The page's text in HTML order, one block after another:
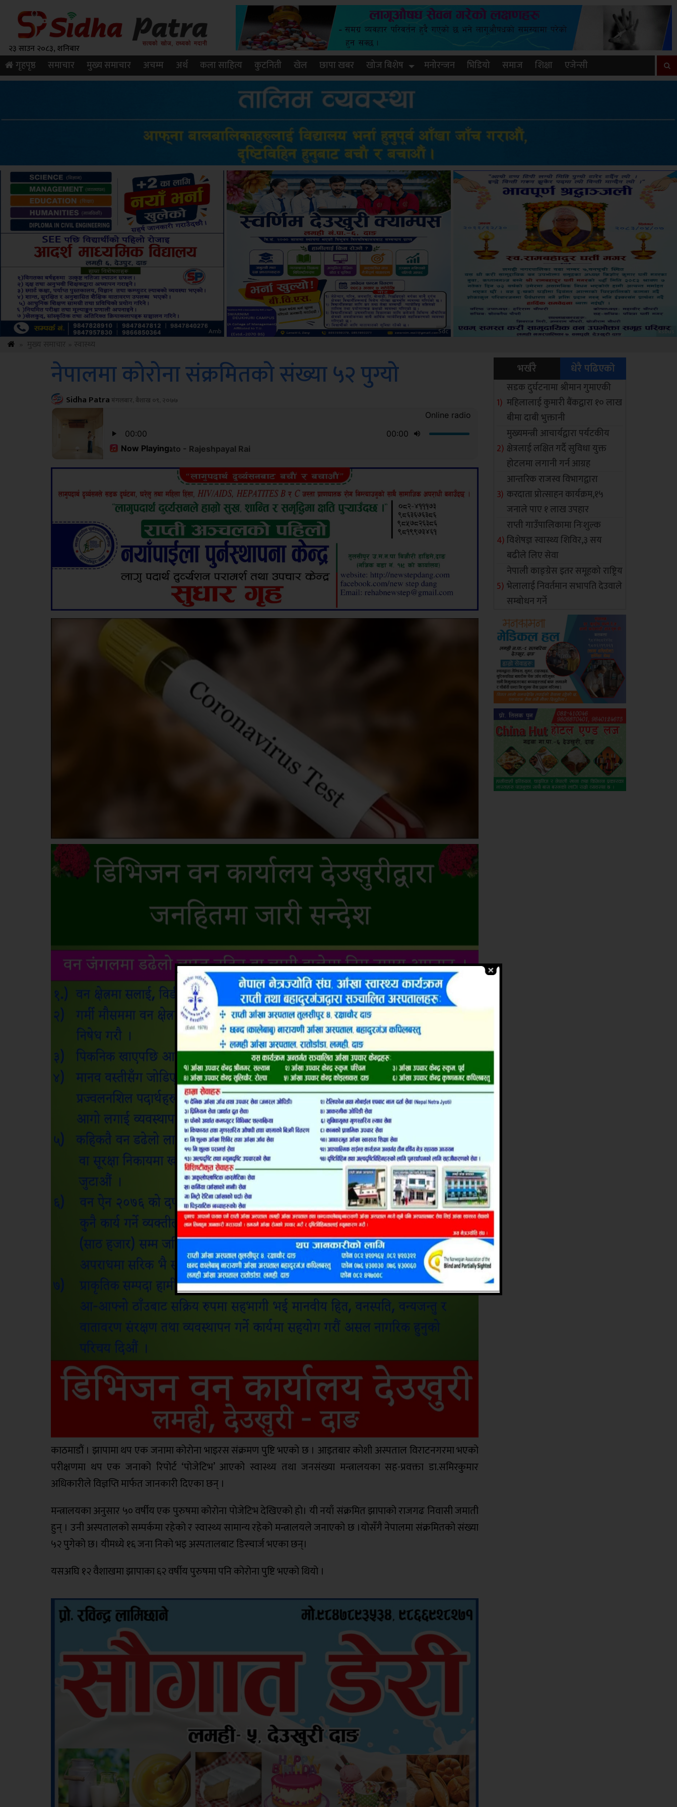
२३ साउन २०८३, शनिबार
गृहपृष्ठ समाचार मुख्य समाचार अचम्म अर्थ कला साहित्य कुटनिती खेल छापा खबर खोज बिशेष मनोरन्जन भिडियो समाज शिक्षा एजेन्सी
Sdc ksbus Amb
नेपालमा कोरोना संक्रमितको संख्या ५२ पुग्यो
Sidha Patraमंगलबार, बैशाख ०९, २०७७
काठमाडौं । झापामा थप एक जनामा कोरोना भाइरस संक्रमण पुष्टि भएको छ । आइतबार कोशी अस्पताल विराटनगरमा भएको
परीक्षणमा थप एक जनाको रिपोर्ट ‘पोजेटिभ’ आएको स्वास्थ्य तथा जनसंख्या मन्त्रालयका सह-प्रवक्ता डा.समिरकुमार
अधिकारीले विज्ञप्ति मार्फत जानकारी दिएका छन् ।
मन्त्रालयका अनुसार ५० वर्षीय एक पुरुषमा कोरोना पोजेटिभ देखिएको हो। यी नयाँ संक्रमित झापाको राजगढ निवासी जमाती
हुन् । उनी अस्पतालको सम्पर्कमा रहेको र स्वास्थ्य सामान्य रहेको मन्त्रालयले जनाएको छ ।योसँगै नेपालमा संक्रमितको संख्या
५२ पुगेको छ। यीमध्ये १६ जना निको भइ अस्पतालबाट डिस्चार्ज भएका छन्।
यसअघि १२ वैशाखमा झापाका ६२ वर्षीय पुरुषमा पनि कोरोना पुष्टि भएको थियो ।
भर्खरै धेरै पढिएको
सडक दुर्घटनामा श्रीमान गुमाएकी
महिलालाई कुमारी बैंकद्वारा १० लाख
बीमा दाबी भुक्तानी
मुख्यमन्त्री आचार्यद्वारा पर्यटकीय
क्षेत्रलाई लक्षित गर्दै सुविधा युक्त
होटलमा लगानी गर्न आग्रह
आन्तरिक राजस्व विभागद्वारा
करदाता प्रोत्साहन कार्यक्रम,१५
जनाले पाए १ लाख उपहार
राप्ती गाउँपालिकामा निःशुल्क
विशेषज्ञ स्वास्थ्य शिविर,३ सय
बढीले लिए सेवा
नेपाली काङ्ग्रेस इतर समूहको राष्ट्रिय
भेलालाई निवर्तमान सभापति देउवाले
सम्बोधन गर्ने